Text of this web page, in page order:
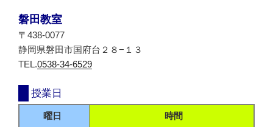
磐田教室
〒438-0077
静岡県磐田市国府台２８−１３
TEL.0538-34-6529
授業日
曜日 時間